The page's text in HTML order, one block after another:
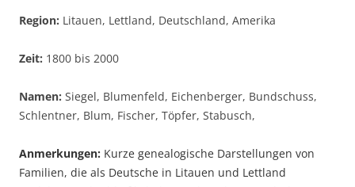
Region: Litauen, Lettland, Deutschland, Amerika
Zeit: 1800 bis 2000
Namen: Siegel, Blumenfeld, Eichenberger, Bundschuss,
Schlentner, Blum, Fischer, Töpfer, Stabusch,
Anmerkungen: Kurze genealogische Darstellungen von
Familien, die als Deutsche in Litauen und Lettland